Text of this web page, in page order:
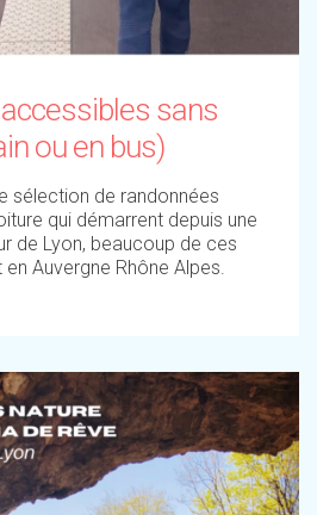
sans
ou en bus)
sélection de randonnées
qui démarrent depuis une
de Lyon, beaucoup de ces
Auvergne Rhône Alpes.